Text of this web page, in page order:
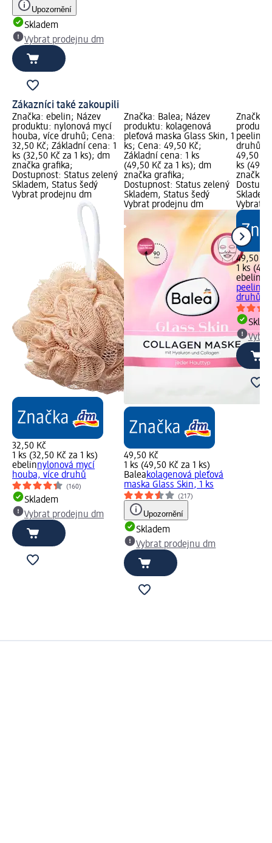
Upozornění
Skladem
Vybrat prodejnu dm
Zákazníci také zakoupili
Značka: ebelin; Název
produktu: nylonová mycí
houba, více druhů; Cena:
32,50 Kč; Základní cena: 1
ks (32,50 Kč za 1 ks); dm
značka grafika;
Dostupnost: Status zelený
Skladem, Status šedý
Vybrat prodejnu dm
32,50 Kč
1 ks (32,50 Kč za 1 ks)
ebelinnylonová mycí
houba, více druhů
(160)
Skladem
Vybrat prodejnu dm
Značka: Balea; Název
produktu: kolagenová
pleťová maska Glass Skin, 1
ks; Cena: 49,50 Kč;
Základní cena: 1 ks
(49,50 Kč za 1 ks); dm
značka grafika;
Dostupnost: Status zelený
Skladem, Status šedý
Vybrat prodejnu dm
49,50 Kč
1 ks (49,50 Kč za 1 ks)
Baleakolagenová pleťová
maska Glass Skin, 1 ks
(217)
Upozornění
Skladem
Vybrat prodejnu dm
Značka:
druhů, 1
49,50
ks
značka
Vybrat
49,50 Kč
1 ks
ebelin
druhů, 1